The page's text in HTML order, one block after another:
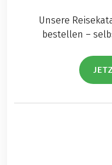
Unsere
bestellen –